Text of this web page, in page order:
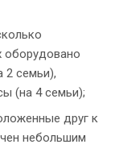
оборудовано
2 семьи),
(на 4 семьи);
друг к
небольшим